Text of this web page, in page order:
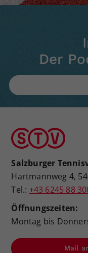
Der
Salzburger
Hartmannweg 4,
Tel.: +43 6245 88
Öffnungszeiten:
Montag bis
Mail